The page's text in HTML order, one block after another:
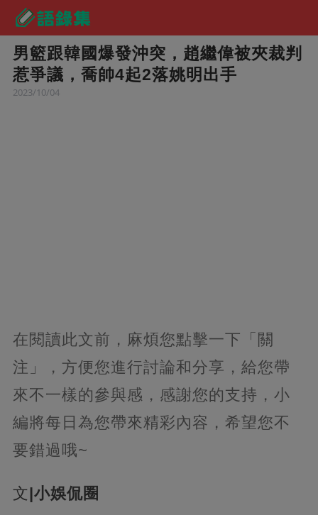
男籃跟韓國爆發沖突，趙繼偉被夾裁判
惹爭議，喬帥4起2落姚明出手
2023/10/04
在閱讀此文前，麻煩您點擊一下「關
注」，方便您進行討論和分享，給您帶
來不一樣的參與感，感謝您的支持，小
編將每日為您帶來精彩內容，希望您不
要錯過哦~
文|小娛侃圈